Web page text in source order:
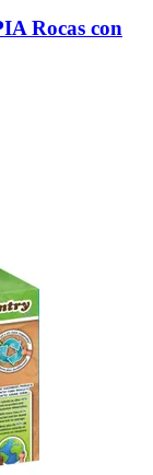
Rocas con